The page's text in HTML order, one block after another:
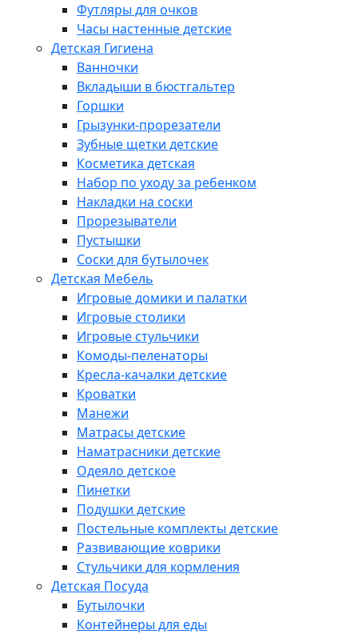
Футляры для очков
Часы настенные детские
Детская Гигиена
Ванночки
Вкладыши в бюстгальтер
Горшки
Грызунки-прорезатели
Зубные щетки детские
Косметика детская
Набор по уходу за ребенком
Накладки на соски
Прорезыватели
Пустышки
Соски для бутылочек
Детская Мебель
Игровые домики и палатки
Игровые столики
Игровые стульчики
Комоды-пеленаторы
Кресла-качалки детские
Кроватки
Манежи
Матрасы детские
Наматрасники детские
Одеяло детское
Пинетки
Подушки детские
Постельные комплекты детские
Развивающие коврики
Стульчики для кормления
Детская Посуда
Бутылочки
Контейнеры для еды